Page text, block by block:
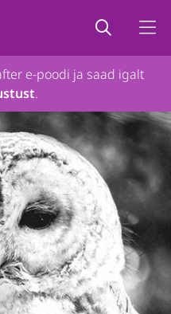
e-poodi ja saad igalt
.